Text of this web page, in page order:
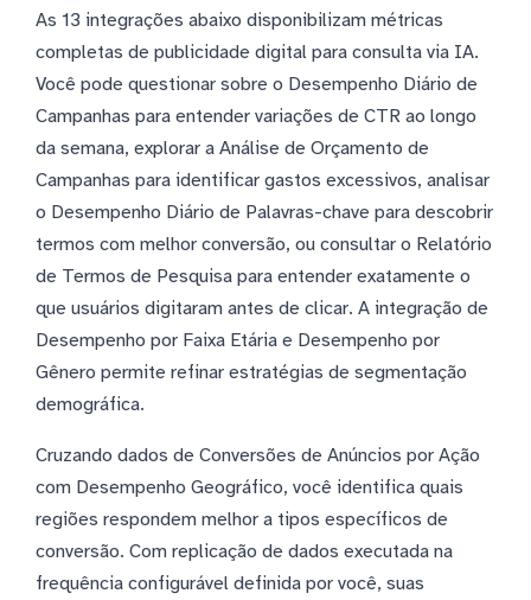
As 13 integrações abaixo disponibilizam métricas
completas de publicidade digital para consulta via IA.
Você pode questionar sobre o Desempenho Diário de
Campanhas para entender variações de CTR ao longo
da semana, explorar a Análise de Orçamento de
Campanhas para identificar gastos excessivos, analisar
o Desempenho Diário de Palavras-chave para descobrir
termos com melhor conversão, ou consultar o Relatório
de Termos de Pesquisa para entender exatamente o
que usuários digitaram antes de clicar. A integração de
Desempenho por Faixa Etária e Desempenho por
Gênero permite refinar estratégias de segmentação
demográfica.
Cruzando dados de Conversões de Anúncios por Ação
com Desempenho Geográfico, você identifica quais
regiões respondem melhor a tipos específicos de
conversão. Com replicação de dados executada na
frequência configurável definida por você, suas